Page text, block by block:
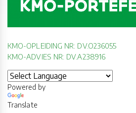
KMO-OPLEIDING NR: DV.O236055
KMO-ADVIES NR: DV.A238916
Powered by
Translate